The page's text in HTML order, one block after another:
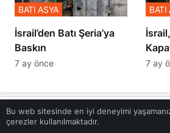
​​​​​​​İsrail’den Batı Şeria’ya
Baskın
BATI ASYA
7 ay önce
BATI
7 ay
Bir Cevap Yaz
Bu web sitesinde en iyi deneyimi
çerezler kullanılmaktadır.
Anasayfa Akış